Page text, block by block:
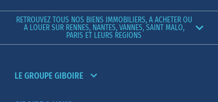
RETROUVEZ TOUS NOS BIENS IMMOBILIERS, A ACHETER OU
A LOUER SUR RENNES, NANTES, VANNES, SAINT MALO,
PARIS ET LEURS REGIONS
LE GROUPE GIBOIRE